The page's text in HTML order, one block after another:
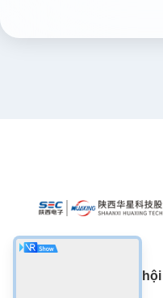
Truyền thông xã hội